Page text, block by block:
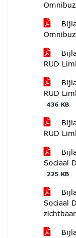
RUD
RUD
436 KB
RUD
Sociaal
225 KB
Sociaal
zichtbaar